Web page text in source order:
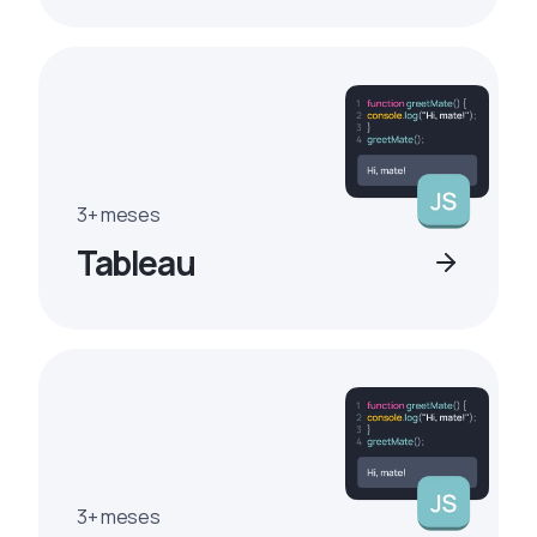
3+ meses
Tableau
3+ meses